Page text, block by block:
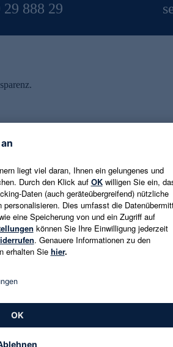
29 888 29
E-Mail-Adresse eingeben
Es gelten die Datenschutzrichtlinien und die